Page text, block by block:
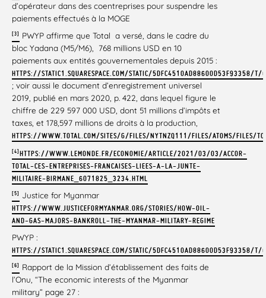
d’opérateur dans des coentreprises pour suspendre les
paiements effectués à la MOGE
[3]
PWYP affirme que Total a versé, dans le cadre du
bloc Yadana (M5/M6), 768 millions USD en 10
paiements aux entités gouvernementales depuis 2015 :
HTTPS://STATIC1.SQUARESPACE.COM/STATIC/5DFC4510AD88600D53F93358/
; voir aussi le document d’enregistrement universel
2019, publié en mars 2020, p. 422, dans lequel figure le
chiffre de 229 597 000 USD, dont 51 millions d’impôts et
taxes, et 178,597 millions de droits à la production,
HTTPS://WWW.TOTAL.COM/SITES/G/FILES/NYTNZQ111/FILES/ATOMS/FILES/
[4]HTTPS://WWW.LEMONDE.FR/ECONOMIE/ARTICLE/2021/03/03/ACCOR-
TOTAL-CES-ENTREPRISES-FRANCAISES-LIEES-A-LA-JUNTE-
MILITAIRE-BIRMANE_6071825_3234.HTML
[5] Justice for Myanmar
HTTPS://WWW.JUSTICEFORMYANMAR.ORG/STORIES/HOW-OIL-
AND-GAS-MAJORS-BANKROLL-THE-MYANMAR-MILITARY-REGIME
PWYP :
HTTPS://STATIC1.SQUARESPACE.COM/STATIC/5DFC4510AD88600D53F93358/
[6]
Rapport de la Mission d’établissement des faits de
l’Onu, “The economic interests of the Myanmar
military” page 27 :